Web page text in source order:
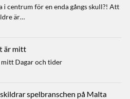
i centrum för en enda gångs skull?! Att
är…
är mitt
Dagar och tider
spelbranschen på Malta